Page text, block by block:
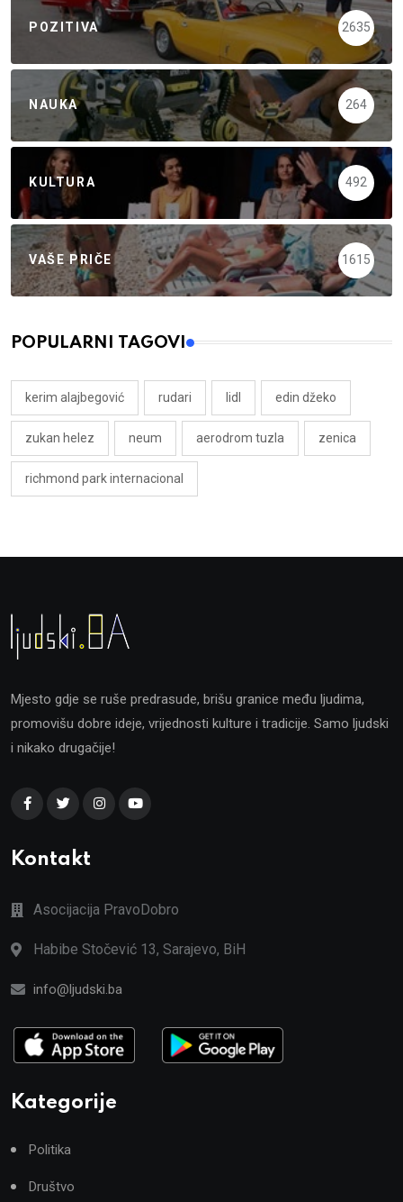
POZITIVA 2635
NAUKA 264
KULTURA 492
VAŠE PRIČE 1615
POPULARNI TAGOVI
kerim alajbegović rudari lidl edin džeko
zukan helez neum aerodrom tuzla zenica
richmond park internacional
Mjesto gdje se ruše predrasude, brišu granice među ljudima,
promovišu dobre ideje, vrijednosti kulture i tradicije. Samo ljudski
i nikako drugačije!
Kontakt
Asocijacija PravoDobro
Habibe Stočević 13, Sarajevo, BiH
info@ljudski.ba
Kategorije
Politika
Društvo